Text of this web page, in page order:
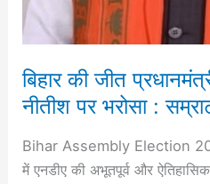
‎बिहार की जीत
नीतीश पर भरोसा :
‎Bihar Assembly Election
में एनडीए की अभूतपूर्व और